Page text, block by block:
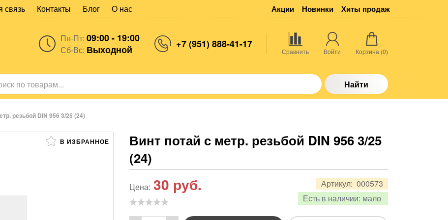
связь Контакты Блог О нас Акции Новинки Хиты продаж
Пн-Пт: 09:00 - 19:00
Сб-Вс: Выходной +7 (951) 888-41-17
Сравнить Войти Корзина (0)
Найти
резьбой DIN 956 3/25 (24)
В ИЗБРАННОЕ
Винт потай с метр. резьбой DIN 956 3/25
(24)
Артикул: 000573
Есть в наличии: мало
Цена: 30 руб.